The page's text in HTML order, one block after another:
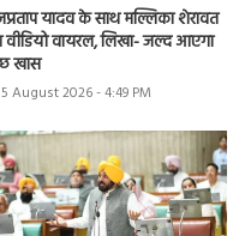
यादव के साथ मल्लिका शेरावत
वीडियो वायरल, लिखा- जल्द आएगा
खास
5 August 2026 - 4:49 PM